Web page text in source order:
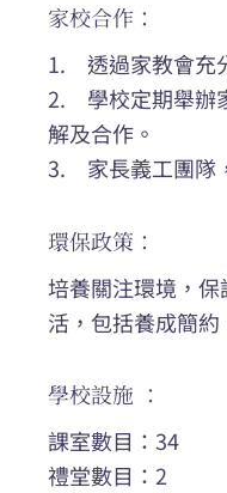
家校合作：
1. 透過家教會充
2. 學校定期舉辦
解及合作。
3. 家長義工團隊
環保政策：
培養關注環境，
活，包括養成簡
學校設施 ：
課室數目：34
禮堂數目：2